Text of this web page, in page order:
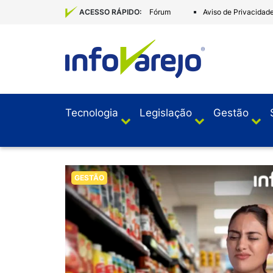
ACESSO RÁPIDO: Fórum Aviso de
Tecnologia Legislação Gestão
GESTÃO